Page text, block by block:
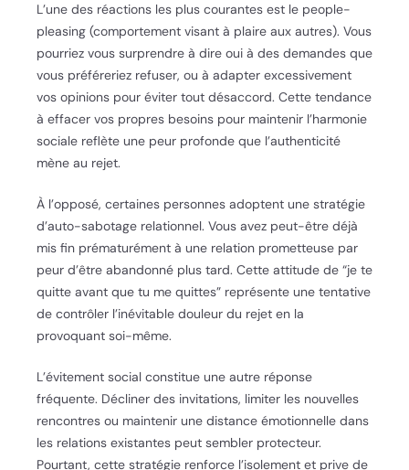
L’une des réactions les plus courantes est le people-
pleasing (comportement visant à plaire aux autres). Vous
pourriez vous surprendre à dire oui à des demandes que
vous préféreriez refuser, ou à adapter excessivement
vos opinions pour éviter tout désaccord. Cette tendance
à effacer vos propres besoins pour maintenir l’harmonie
sociale reflète une peur profonde que l’authenticité
mène au rejet.
À l’opposé, certaines personnes adoptent une stratégie
d’auto-sabotage relationnel. Vous avez peut-être déjà
mis fin prématurément à une relation prometteuse par
peur d’être abandonné plus tard. Cette attitude de “je te
quitte avant que tu me quittes” représente une tentative
de contrôler l’inévitable douleur du rejet en la
provoquant soi-même.
L’évitement social constitue une autre réponse
fréquente. Décliner des invitations, limiter les nouvelles
rencontres ou maintenir une distance émotionnelle dans
les relations existantes peut sembler protecteur.
Pourtant, cette stratégie renforce l’isolement et prive de